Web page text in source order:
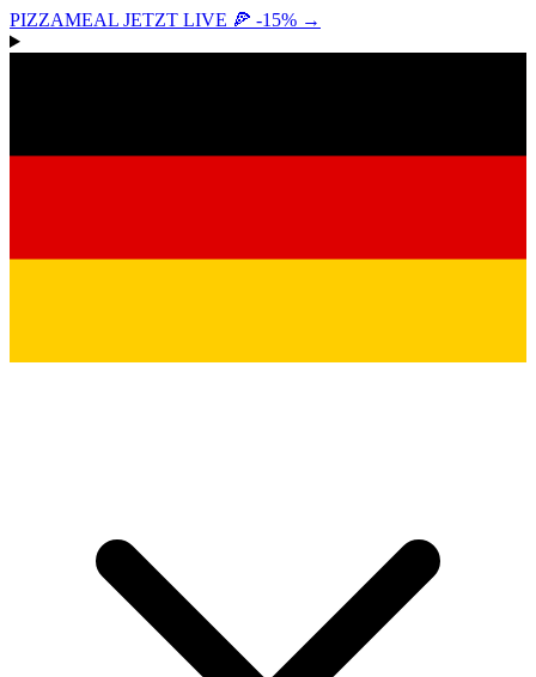
PIZZAMEAL JETZT LIVE 🍕 -15% →